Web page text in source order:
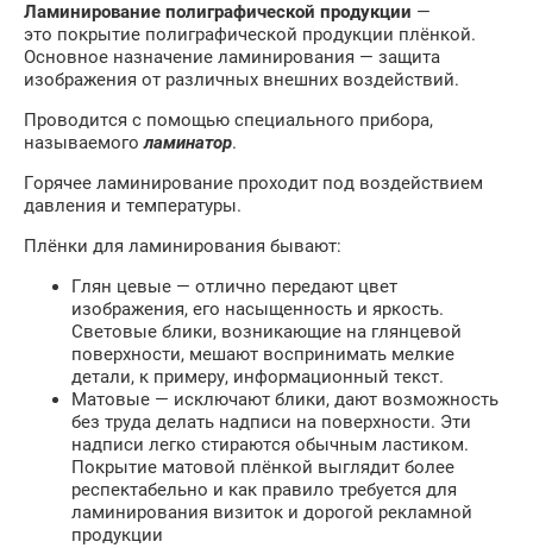
Ламинирование полиграфической продукции —
это покрытие полиграфической продукции плёнкой.
Основное назначение ламинирования — защита
изображения от различных внешних воздействий.
Проводится с помощью специального прибора,
называемоголаминатор.
Горячее ламинирование проходит под воздействием
давления и температуры.
Плёнки для ламинирования бывают:
Глян цевые — отлично передают цвет
изображения, его насыщенность и яркость.
Световые блики, возникающие на глянцевой
поверхности, мешают воспринимать мелкие
детали, к примеру, информационный текст.
Матовые — исключают блики, дают возможность
без труда делать надписи на поверхности. Эти
надписи легко стираются обычным ластиком.
Покрытие матовой плёнкой выглядит более
респектабельно и как правило требуется для
ламинирования визиток и дорогой рекламной
продукции